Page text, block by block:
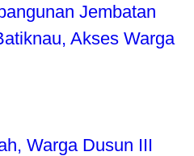
Jembatan
Akses Warga
Warga Dusun III